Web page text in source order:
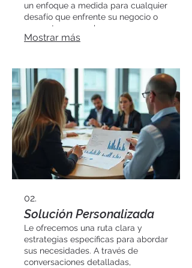
un enfoque a medida para cualquier
desafío que enfrente su negocio o
proyecto personal.
Mostrar más
02.
Solución Personalizada
Le ofrecemos una ruta clara y
estrategias específicas para abordar
sus necesidades. A través de
conversaciones detalladas,